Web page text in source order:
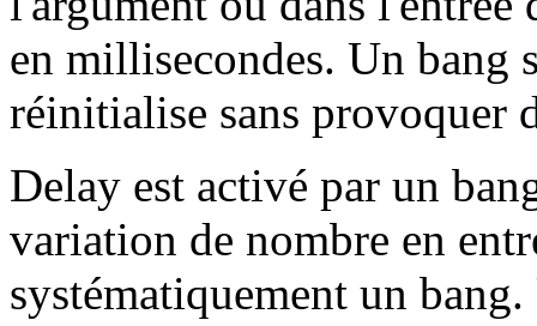
en millisecondes. Un bang
réinitialise sans provoquer
Delay est activé par un
variation de nombre en
systématiquement un